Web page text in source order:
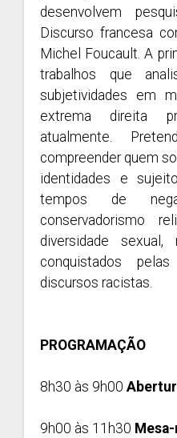
desenvolvem
Discurso francesa
Michel Foucault. A
trabalhos que
subjetividades em
extrema direita
atualmente.
compreender quem
identidades e
tempos de
conservadorismo
diversidade
conquistados
discursos racistas.
PROGRAMAÇÃO
8h30 às 9h00
9h00 às 11h30